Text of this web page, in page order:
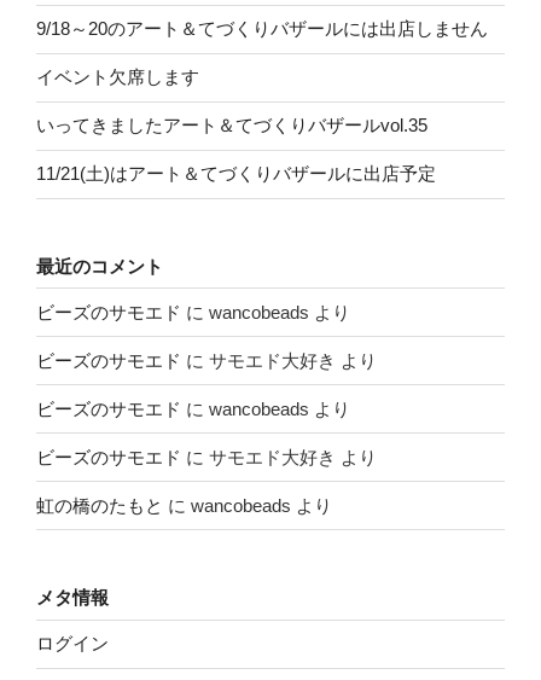
9/18～20のアート＆てづくりバザールには出店しません
イベント欠席します
いってきましたアート＆てづくりバザールvol.35
11/21(土)はアート＆てづくりバザールに出店予定
最近のコメント
ビーズのサモエド に wancobeads より
ビーズのサモエド に サモエド大好き より
ビーズのサモエド に wancobeads より
ビーズのサモエド に サモエド大好き より
虹の橋のたもと に wancobeads より
メタ情報
ログイン